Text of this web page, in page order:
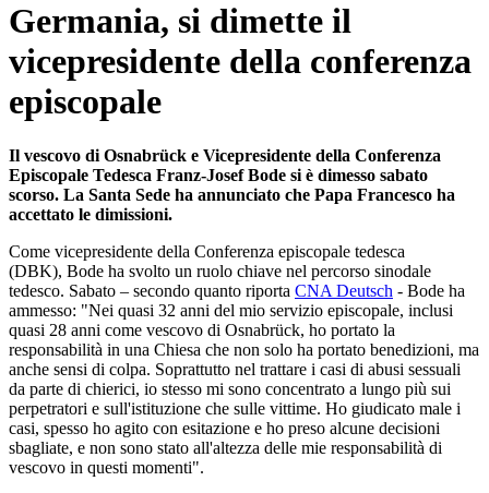
Germania, si dimette il
vicepresidente della conferenza
episcopale
Il vescovo di Osnabrück e Vicepresidente della Conferenza
Episcopale Tedesca Franz-Josef Bode si è dimesso sabato
scorso. La Santa Sede ha annunciato che Papa Francesco ha
accettato le dimissioni.
Come vicepresidente della Conferenza episcopale tedesca
(DBK), Bode ha svolto un ruolo chiave nel percorso sinodale
tedesco. Sabato – secondo quanto riporta CNA Deutsch - Bode ha
ammesso: "Nei quasi 32 anni del mio servizio episcopale, inclusi
quasi 28 anni come vescovo di Osnabrück, ho portato la
responsabilità in una Chiesa che non solo ha portato benedizioni, ma
anche sensi di colpa. Soprattutto nel trattare i casi di abusi sessuali
da parte di chierici, io stesso mi sono concentrato a lungo più sui
perpetratori e sull'istituzione che sulle vittime. Ho giudicato male i
casi, spesso ho agito con esitazione e ho preso alcune decisioni
sbagliate, e non sono stato all'altezza delle mie responsabilità di
vescovo in questi momenti".